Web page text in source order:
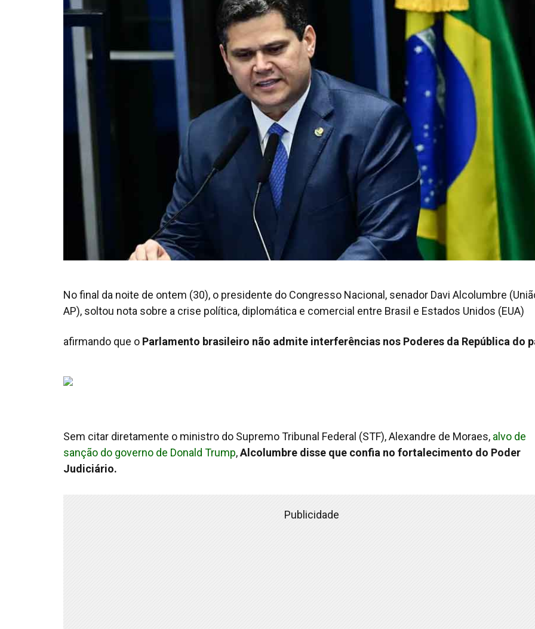
No final da noite de ontem (30), o presidente do Congresso Nacional, senador Davi Alcolumbre
AP), soltou nota sobre a crise política, diplomática e comercial entre Brasil e Estados Unidos (EUA)
afirmando que o Parlamento brasileiro não admite interferências nos Poderes da República do
Sem citar diretamente o ministro do Supremo Tribunal Federal (STF), Alexandre de Moraes, alvo de
sanção do governo de Donald Trump,Alcolumbre disse que confia no fortalecimento do Poder
Judiciário.
Publicidade